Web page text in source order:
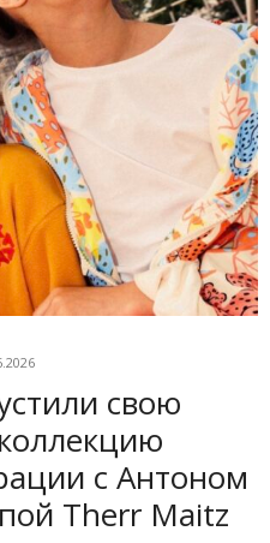
свою
с Антоном
Therr Maitz